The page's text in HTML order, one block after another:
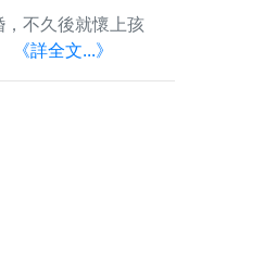
不久後就懷上孩
《詳全文...》